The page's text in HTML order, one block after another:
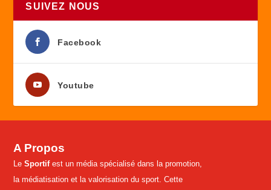
SUIVEZ NOUS
Facebook
Youtube
A Propos
LeSportifest un média spécialisé dans la promotion,
la médiatisation et la valorisation du sport. Cette